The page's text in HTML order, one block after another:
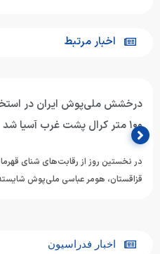
اخبار مرتبط
حضور هومر عباسی در قهرمانی
هومر عباسی شناگر ملی‌پوش ایران،
آسیا (AOSI West Asian Swimming Championships) وارد شهر…
اخبار فدراسیون